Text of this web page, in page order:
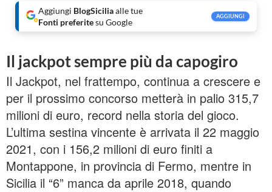
Aggiungi BlogSiciliaalle tue
Fonti preferitesu Google
AGGIUNGI
Il jackpot sempre più da capogiro
Il Jackpot, nel frattempo, continua a crescere e
per il prossimo concorso metterà in palio 315,7
milioni di euro, record nella storia del gioco.
L’ultima sestina vincente è arrivata il 22 maggio
2021, con i 156,2 milioni di euro finiti a
Montappone, in provincia di Fermo, mentre in
Sicilia il “6” manca da aprile 2018, quando